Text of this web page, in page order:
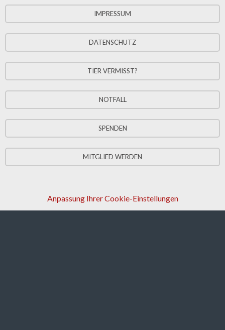
IMPRESSUM
DATENSCHUTZ
TIER VERMISST?
NOTFALL
SPENDEN
MITGLIED WERDEN
Anpassung Ihrer Cookie-Einstellungen